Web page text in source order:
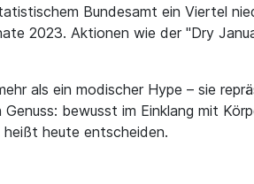
Bundesamt ein Viertel
2023. Aktionen wie der "Dry
als ein modischer Hype – sie
bewusst im Einklang mit
heute entscheiden.